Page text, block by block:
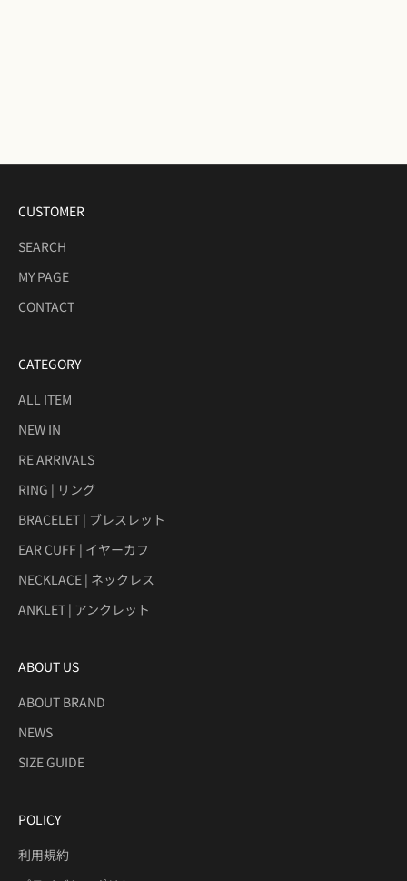
CUSTOMER
SEARCH
MY PAGE
CONTACT
CATEGORY
ALL ITEM
NEW IN
RE ARRIVALS
RING | リング
BRACELET | ブレスレット
EAR CUFF | イヤーカフ
NECKLACE | ネックレス
ANKLET | アンクレット
ABOUT US
ABOUT BRAND
NEWS
SIZE GUIDE
POLICY
利用規約